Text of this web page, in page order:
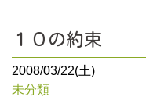
１０の約束
2008/03/22(土)
未分類